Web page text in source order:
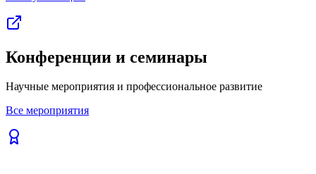
Конференции и семинары
Научные мероприятия и профессиональное развитие
Все мероприятия